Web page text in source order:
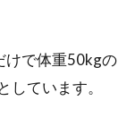
けで体重50kgの
しています。